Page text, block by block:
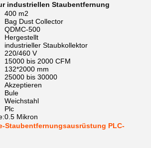
industriellen Staubentfernung
400 m2
Bag Dust Collector
QDMC-500
Hergestellt
industrieller Staubkollektor
220/460 V
15000 bis 2000 CFM
132*2000 mm
25000 bis 30000
Akzeptieren
Bule
Weichstahl
Plc
0.5 Mikron
Staubentfernungsausrüstung PLC-